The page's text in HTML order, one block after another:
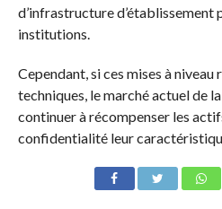
d’infrastructure d’établissement
institutions.
Cependant, si ces mises à niveau
techniques, le marché actuel de
continuer à récompenser les
confidentialité leur